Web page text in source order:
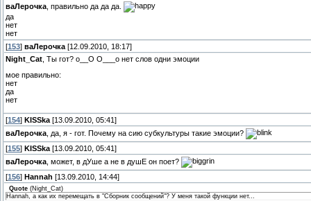
ваЛерочка , правильно да да да.
да
нет
нет
[153] ваЛерочка [12.09.2010, 18:17]
Night_Cat , Ты гот? о__О О___о нет слов одни эмоции
мое правильно:
нет
да
нет
[154] KISSka [13.09.2010, 05:41]
ваЛерочка , да, я - гот. Почему на сию субкультуры такие эмоции?
[155] KISSka [13.09.2010, 05:41]
ваЛерочка , может, в дУше а не в душЕ он поет?
[156] Hannah [13.09.2010, 14:44]
Quote (Night_Cat)
Hannah, а как их перемещать в "Сборник сообщений"? У меня такой функции нет...